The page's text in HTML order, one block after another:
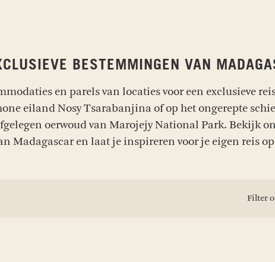
BESTEMMINGEN VAN
en parels van locaties voor een exclusieve
eiland Nosy Tsarabanjina of op het ongerepte
oerwoud van Marojejy National Park. Bekijk
Madagascar en laat je inspireren voor je eigen reis
Filter